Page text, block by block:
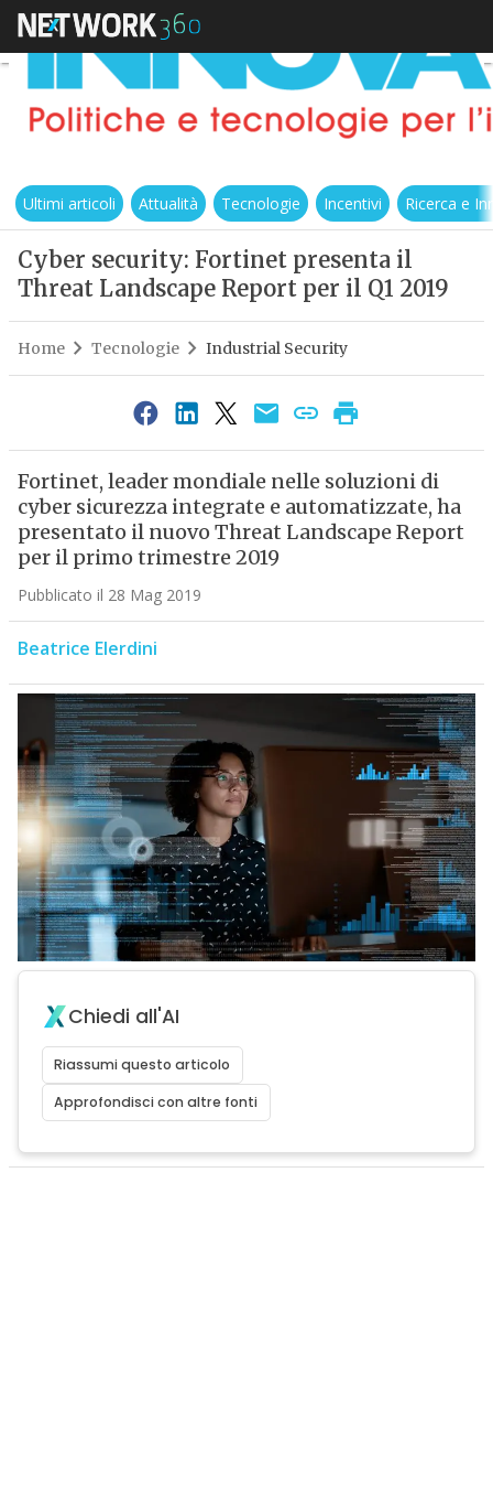
Ultimi articoli Attualità Tecnologie Incentivi Ricerca e
Cyber security: Fortinet presenta il
Threat Landscape Report per il Q1 2019
Home Tecnologie Industrial Security
Fortinet, leader mondiale nelle soluzioni di
cyber sicurezza integrate e automatizzate, ha
presentato il nuovo Threat Landscape Report
per il primo trimestre 2019
Pubblicato il 28 Mag 2019
Beatrice Elerdini
Chiedi all'AI
Riassumi questo articolo
Approfondisci con altre fonti